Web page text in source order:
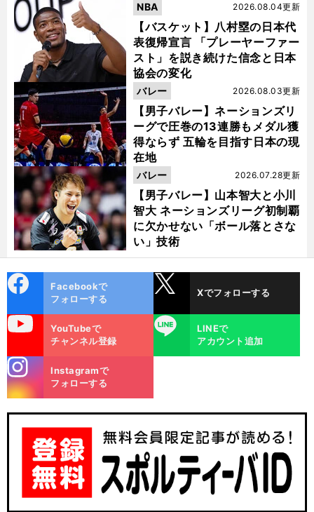
【バスケット】八村塁の日本代
表復帰宣言 「プレーヤーファー
スト」を説き続けた信念と日本
協会の変化
2026.08.04更新
NBA
【男子バレー】ネーションズリ
ーグで圧巻の13連勝もメダル獲
得ならず 五輪を目指す日本の現
在地
2026.08.03更新
バレー
【男子バレー】山本智大と小川
智大 ネーションズリーグ初制覇
に欠かせない「ボール落とさな
い」技術
2026.07.28更新
バレー
ok
Facebookで
フォローする
Xでフォローする
YouTubeで
チャンネル登録
LINE
LINEで
アカウント追加
m
Instagramで
フォローする